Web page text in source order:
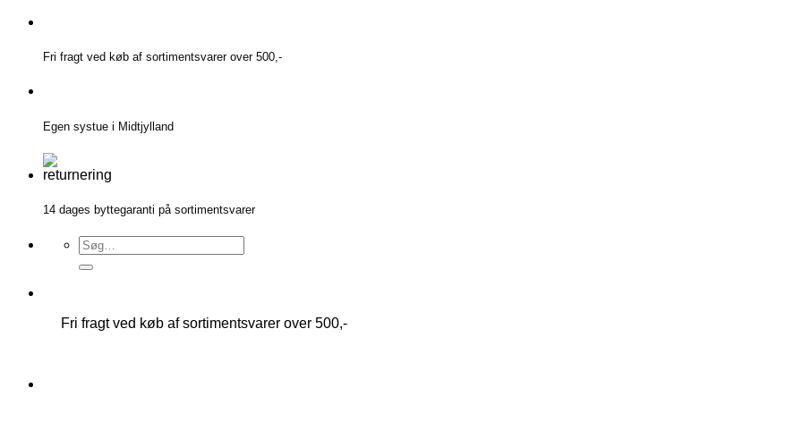
Fortsæt
indholdFri fragt ved køb af sortimentsvarer over 500,-
Egen systue i Midtjylland
14 dages byttegaranti på sortimentsvarer
Søg
efter:
Fri fragt ved køb af sortimentsvarer over 500,-